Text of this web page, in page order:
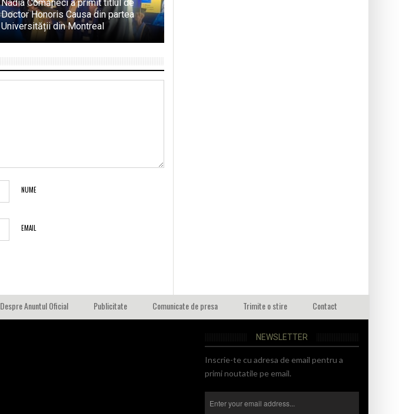
Nadia Comăneci a primit titlul de
Doctor Honoris Causa din partea
Universității din Montreal
NUME
EMAIL
Despre Anuntul Oficial Publicitate Comunicate de presa Trimite o stire Contact
NEWSLETTER
Inscrie-te cu adresa de email pentru a
primi noutatile pe email.